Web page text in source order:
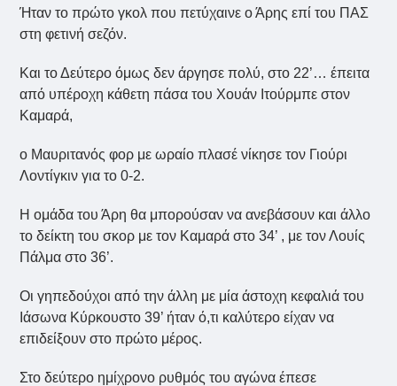
Ήταν το πρώτο γκολ που πετύχαινε ο Άρης επί του ΠΑΣ
στη φετινή σεζόν.
Και το Δεύτερο όμως δεν άργησε πολύ, στο 22’… έπειτα
από υπέροχη κάθετη πάσα του Χουάν Ιτούρμπε στον
Καμαρά,
ο Μαυριτανός φορ με ωραίο πλασέ νίκησε τον Γιούρι
Λοντίγκιν για το 0-2.
Η ομάδα του Άρη θα μπορούσαν να ανεβάσουν και άλλο
το δείκτη του σκορ με τον Καμαρά στο 34’ , με τον Λουίς
Πάλμα στο 36’.
Οι γηπεδούχοι από την άλλη με μία άστοχη κεφαλιά του
Ιάσωνα Κύρκουστο 39’ ήταν ό,τι καλύτερο είχαν να
επιδείξουν στο πρώτο μέρος.
Στο δεύτερο ημίχρονο ρυθμός του αγώνα έπεσε